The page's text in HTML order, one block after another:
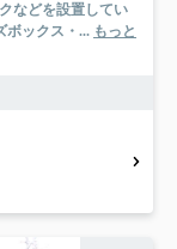
などを設置してい
ボックス・... もっと